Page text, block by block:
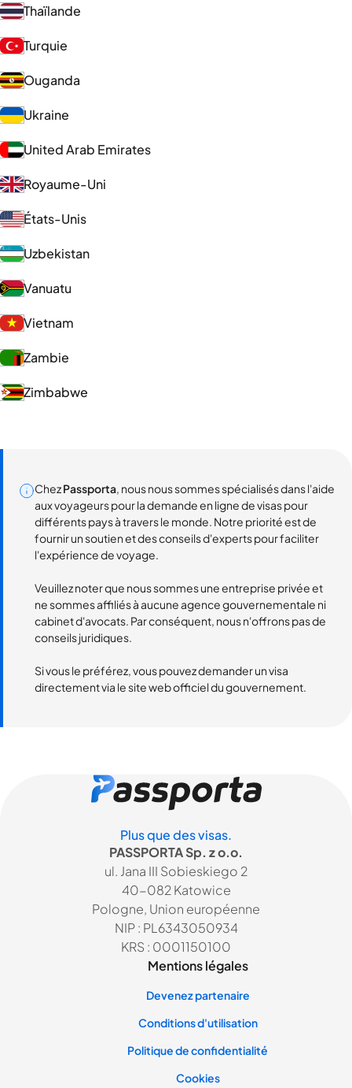
Thaïlande
Turquie
Ouganda
Ukraine
United Arab Emirates
Royaume-Uni
États-Unis
Uzbekistan
Vanuatu
Vietnam
Zambie
Zimbabwe
ChezPassporta, nous nous sommes spécialisés dans l'aide
aux voyageurs pour la demande en ligne de visas pour
différents pays à travers le monde. Notre priorité est de
fournir un soutien et des conseils d'experts pour faciliter
l'expérience de voyage.
Veuillez noter que nous sommes une entreprise privée et
ne sommes affiliés à aucune agence gouvernementale ni
cabinet d'avocats. Par conséquent, nous n'offrons pas de
conseils juridiques.
Si vous le préférez, vous pouvez demander un visa
directement via le site web officiel du gouvernement.
Plus que des visas.
PASSPORTA Sp. z o.o.
ul. Jana III Sobieskiego 2
40-082 Katowice
Pologne, Union européenne
NIP : PL6343050934
KRS : 0001150100
Mentions légales
Devenez partenaire
Conditions d'utilisation
Politique de confidentialité
Cookies